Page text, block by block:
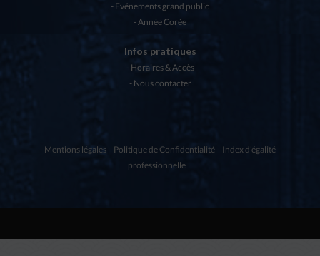
Evénements grand public
Année Corée
Infos pratiques
Horaires & Accès
Nous contacter
Mentions légales Politique de Confidentialité
Index d'égalité
professionnelle